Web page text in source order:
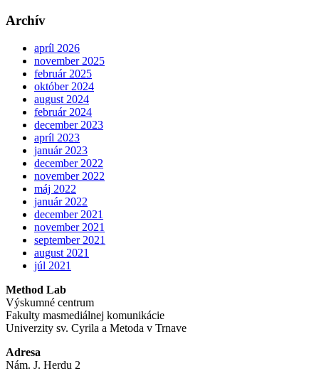
Archív
apríl 2026
november 2025
február 2025
október 2024
august 2024
február 2024
december 2023
apríl 2023
január 2023
december 2022
november 2022
máj 2022
január 2022
december 2021
november 2021
september 2021
august 2021
júl 2021
Method Lab
Výskumné centrum
Fakulty masmediálnej komunikácie
Univerzity sv. Cyrila a Metoda v Trnave
Adresa
Nám. J. Herdu 2